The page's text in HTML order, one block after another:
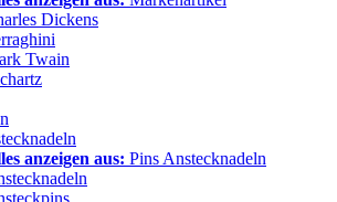
Dickens
Twain
anzeigen aus: Pins Anstecknadeln